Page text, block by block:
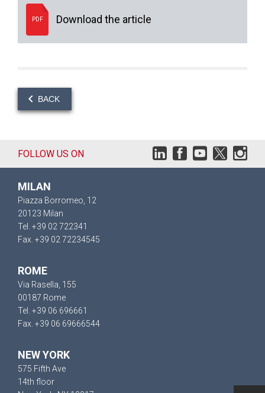
PDF Download the article
BACK
FOLLOW US ON
MILAN
Piazza Borromeo, 12
20123 Milan
Tel. +39 02 722341
Fax. +39 02 72234545
ROME
Via Rasella, 155
00187 Rome
Tel. +39 06 696661
Fax. +39 06 69666544
NEW YORK
575 Fifth Ave
14th floor